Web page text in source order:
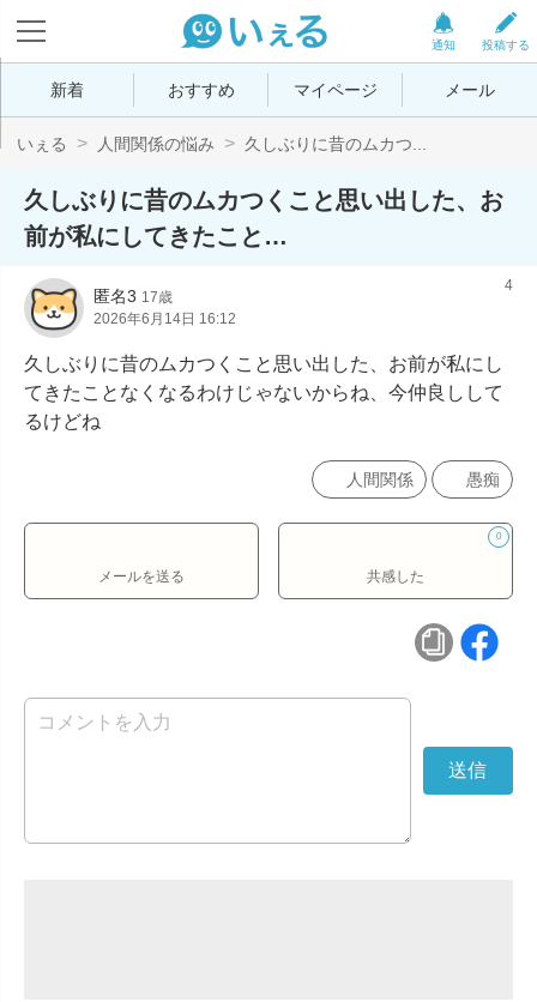
投稿する
通知
新着 おすすめ マイページ メール
いぇる 人間関係の悩み 久しぶりに昔のムカつ...
久しぶりに昔のムカつくこと思い出した、お
前が私にしてきたこと…
匿名3 17歳
2026年6月14日 16:12
4
久しぶりに昔のムカつくこと思い出した、お前が私にし
てきたことなくなるわけじゃないからね、今仲良しして
るけどね
人間関係 愚痴
メールを送る
0
共感した